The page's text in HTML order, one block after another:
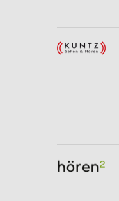
Performance